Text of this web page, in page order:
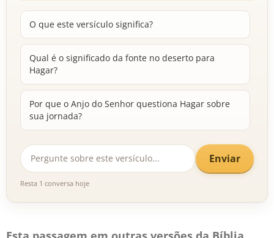
O que este versículo significa?
Qual é o significado da fonte no deserto para
Hagar?
Por que o Anjo do Senhor questiona Hagar sobre
sua jornada?
Enviar
Resta 1 conversa hoje